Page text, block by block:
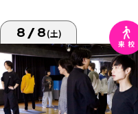
8/8(土)